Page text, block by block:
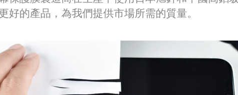
好的產品，為我們提供市場所需的質量。